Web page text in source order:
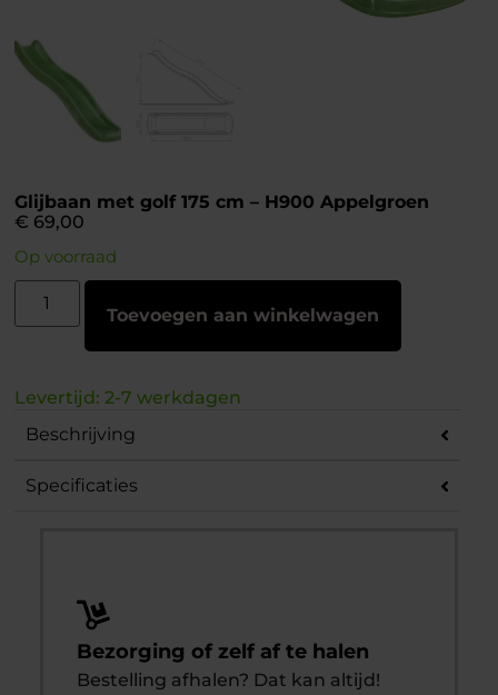
Glijbaan met golf 175 cm – H900 Appelgroen
€ 69,00
Op voorraad
Toevoegen aan winkelwagen
Levertijd: 2-7 werkdagen
Beschrijving
Specificaties
Bezorging of zelf af te halen
Bestelling afhalen? Dat kan altijd!